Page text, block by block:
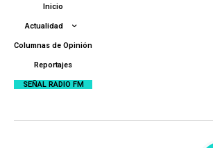
Inicio
Actualidad
Columnas de Opinión
Reportajes
SEÑAL RADIO FM